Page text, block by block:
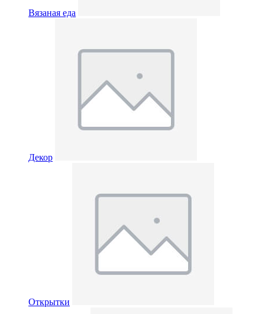
Вязаная еда
Декор
Открытки